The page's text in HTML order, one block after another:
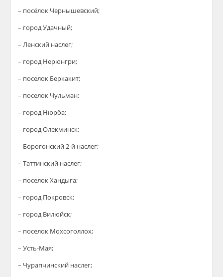
– посёлок Чернышевский;
– город Удачный;
– Ленский наслег;
– город Нерюнгри;
– поселок Беркакит;
– поселок Чульман;
– город Нюрба;
– город Олекминск;
– Борогонский 2-й наслег;
– Таттинский наслег;
– поселок Хандыга;
– город Покровск;
– город Вилюйск;
– поселок Мохсоголлох;
– Усть-Мая;
– Чурапчинский наслег;